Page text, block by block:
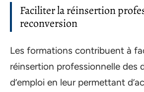
Faciliter la réinsertion
reconversion
Les formations contribuent à
réinsertion professionnelle des
d’emploi en leur permettant